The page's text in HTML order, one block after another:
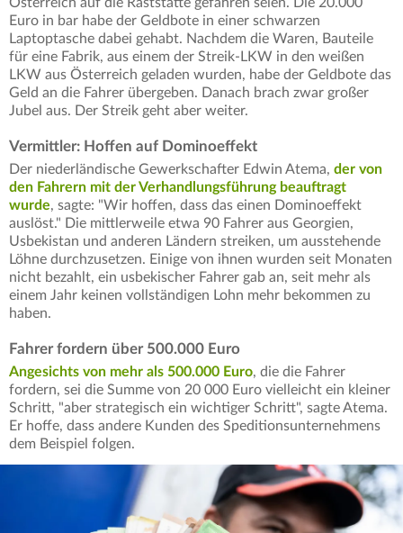
Euro in bar habe der Geldbote in einer schwarzen
Laptoptasche dabei gehabt. Nachdem die Waren, Bauteile
für eine Fabrik, aus einem der Streik-LKW in den weißen
LKW aus Österreich geladen wurden, habe der Geldbote das
Geld an die Fahrer übergeben. Danach brach zwar großer
Jubel aus. Der Streik geht aber weiter.
Vermittler: Hoffen auf Dominoeffekt
Der niederländische Gewerkschafter Edwin Atema, der von
den Fahrern mit der Verhandlungsführung beauftragt
wurde, sagte: "Wir hoffen, dass das einen Dominoeffekt
auslöst." Die mittlerweile etwa 90 Fahrer aus Georgien,
Usbekistan und anderen Ländern streiken, um ausstehende
Löhne durchzusetzen. Einige von ihnen wurden seit Monaten
nicht bezahlt, ein usbekischer Fahrer gab an, seit mehr als
einem Jahr keinen vollständigen Lohn mehr bekommen zu
haben.
Fahrer fordern über 500.000 Euro
Angesichts von mehr als 500.000 Euro, die die Fahrer
fordern, sei die Summe von 20 000 Euro vielleicht ein kleiner
Schritt, "aber strategisch ein wichtiger Schritt", sagte Atema.
Er hoffe, dass andere Kunden des Speditionsunternehmens
dem Beispiel folgen.